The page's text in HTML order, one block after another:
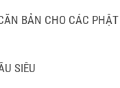
BẢN CHO CÁC
SIÊU